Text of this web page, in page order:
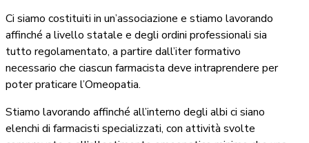
Ci siamo costituiti in un’associazione e stiamo lavorando
affinché a livello statale e degli ordini professionali sia
tutto regolamentato, a partire dall’iter formativo
necessario che ciascun farmacista deve intraprendere per
poter praticare l’Omeopatia.
Stiamo lavorando affinché all’interno degli albi ci siano
elenchi di farmacisti specializzati, con attività svolte